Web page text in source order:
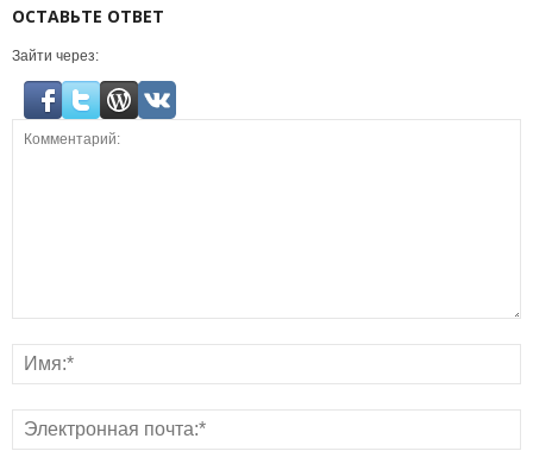
ОСТАВЬТЕ ОТВЕТ
Зайти через: